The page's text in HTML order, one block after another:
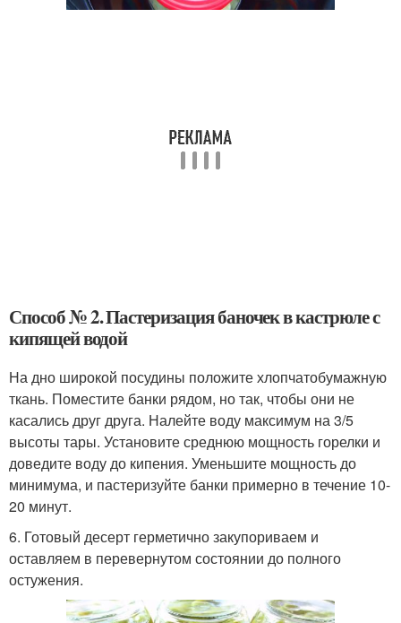
Способ № 2. Пастеризация баночек в кастрюле с
кипящей водой
На дно широкой посудины положите хлопчатобумажную
ткань. Поместите банки рядом, но так, чтобы они не
касались друг друга. Налейте воду максимум на 3/5
высоты тары. Установите среднюю мощность горелки и
доведите воду до кипения. Уменьшите мощность до
минимума, и пастеризуйте банки примерно в течение 10-
20 минут.
6. Готовый десерт герметично закупориваем и
оставляем в перевернутом состоянии до полного
остужения.